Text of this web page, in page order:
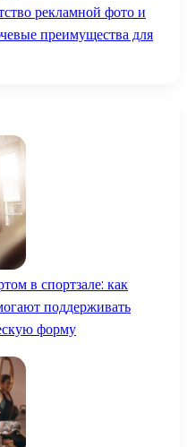
рекламной фото и
преимущества для
в спортзале: как
поддерживать
форму